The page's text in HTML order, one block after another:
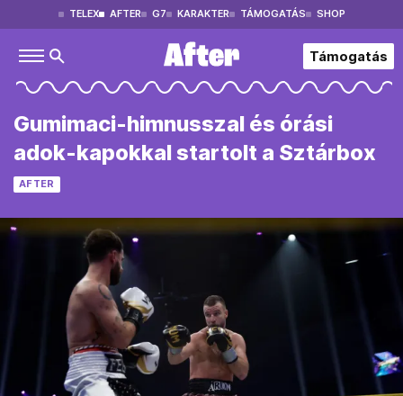
TELEX AFTER G7 KARAKTER TÁMOGATÁS SHOP
Támogatás
Gumimaci-himnusszal és órási
adok-kapokkal startolt a Sztárbox
AFTER